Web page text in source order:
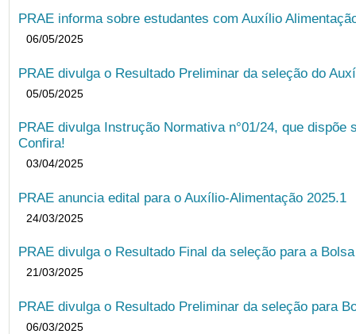
PRAE informa sobre estudantes com Auxílio
06/05/2025
PRAE divulga o Resultado Preliminar da seleção do
05/05/2025
PRAE divulga Instrução Normativa n°01/24, que
Confira!
03/04/2025
PRAE anuncia edital para o Auxílio-Alimentação 2025.1
24/03/2025
PRAE divulga o Resultado Final da seleção para a
21/03/2025
PRAE divulga o Resultado Preliminar da seleção para
06/03/2025